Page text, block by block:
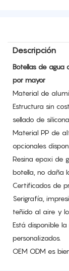
Descripción
Botellas de
por mayor
Material de
Estructura sin
sellado de silicona.
Material PP de
opcionales
Resina epoxi de
botella, no daña
Certificados de
Serigrafía,
teñido al aire y
Está disponible
personalizados.
OEM ODM es